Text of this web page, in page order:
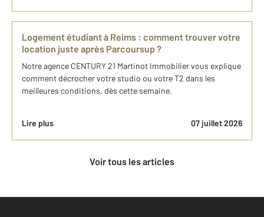
Logement étudiant à Reims : comment trouver votre
location juste après Parcoursup ?
Notre agence CENTURY 21 Martinot Immobilier vous explique
comment décrocher votre studio ou votre T2 dans les
meilleures conditions, dès cette semaine.
Lire plus 07 juillet 2026
Voir tous les articles